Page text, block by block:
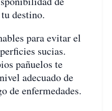
destino.
para evitar el
sucias.
pañuelos te
adecuado de
de enfermedades.